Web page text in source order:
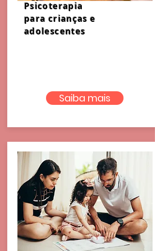
Psicoterapia
para crianças e
adolescentes
Saiba mais